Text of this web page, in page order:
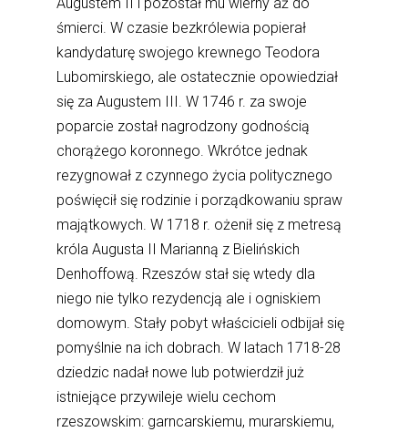
Augustem II i pozostał mu wierny aż do
śmierci. W czasie bezkrólewia popierał
kandydaturę swojego krewnego Teodora
Lubomirskiego, ale ostatecznie opowiedział
się za Augustem III. W 1746 r. za swoje
poparcie został nagrodzony godnością
chorążego koronnego. Wkrótce jednak
rezygnował z czynnego życia politycznego
poświęcił się rodzinie i porządkowaniu spraw
majątkowych. W 1718 r. ożenił się z metresą
króla Augusta II Marianną z Bielińskich
Denhoffową. Rzeszów stał się wtedy dla
niego nie tylko rezydencją ale i ogniskiem
domowym. Stały pobyt właścicieli odbijał się
pomyślnie na ich dobrach. W latach 1718-28
dziedzic nadał nowe lub potwierdził już
istniejące przywileje wielu cechom
rzeszowskim: garncarskiemu, murarskiemu,